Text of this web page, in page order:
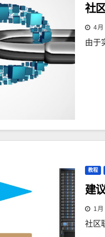
社
4
由于
教程
建
1
社区